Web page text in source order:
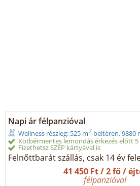
Napi ár félpanzióval
Wellness részleg: 525 m2 beltéren, 9880
Kötbérmentes lemondás érkezés előtt
Fizethetsz SZÉP kártyával is
Felnőttbarát szállás, csak 14 év
41 450 Ft / 2 fő /
félpanzióval